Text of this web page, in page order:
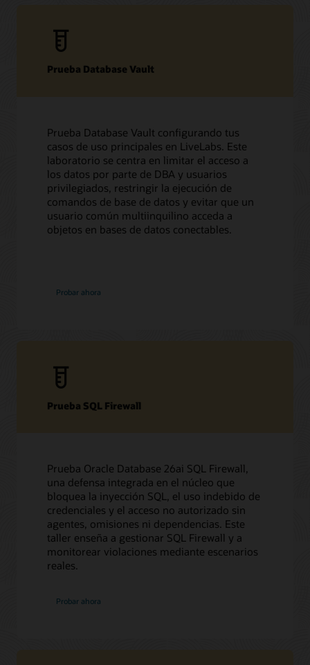
Prueba Database Vault
Prueba Database Vault configurando tus
casos de uso principales en LiveLabs. Este
laboratorio se centra en limitar el acceso a
los datos por parte de DBA y usuarios
privilegiados, restringir la ejecución de
comandos de base de datos y evitar que un
usuario común multiinquilino acceda a
objetos en bases de datos conectables.
Probar ahora
Prueba SQL Firewall
Prueba Oracle Database 26ai SQL Firewall,
una defensa integrada en el núcleo que
bloquea la inyección SQL, el uso indebido de
credenciales y el acceso no autorizado sin
agentes, omisiones ni dependencias. Este
taller enseña a gestionar SQL Firewall y a
monitorear violaciones mediante escenarios
reales.
Probar ahora